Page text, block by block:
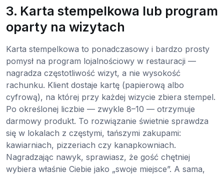
3. Karta stempelkowa lub program
oparty na wizytach
Karta stempelkowa to ponadczasowy i bardzo prosty
pomysł na program lojalnościowy w restauracji —
nagradza częstotliwość wizyt, a nie wysokość
rachunku. Klient dostaje kartę (papierową albo
cyfrową), na której przy każdej wizycie zbiera stempel.
Po określonej liczbie — zwykle 8–10 — otrzymuje
darmowy produkt. To rozwiązanie świetnie sprawdza
się w lokalach z częstymi, tańszymi zakupami:
kawiarniach, pizzeriach czy kanapkowniach.
Nagradzając nawyk, sprawiasz, że gość chętniej
wybiera właśnie Ciebie jako „swoje miejsce”. A sama,